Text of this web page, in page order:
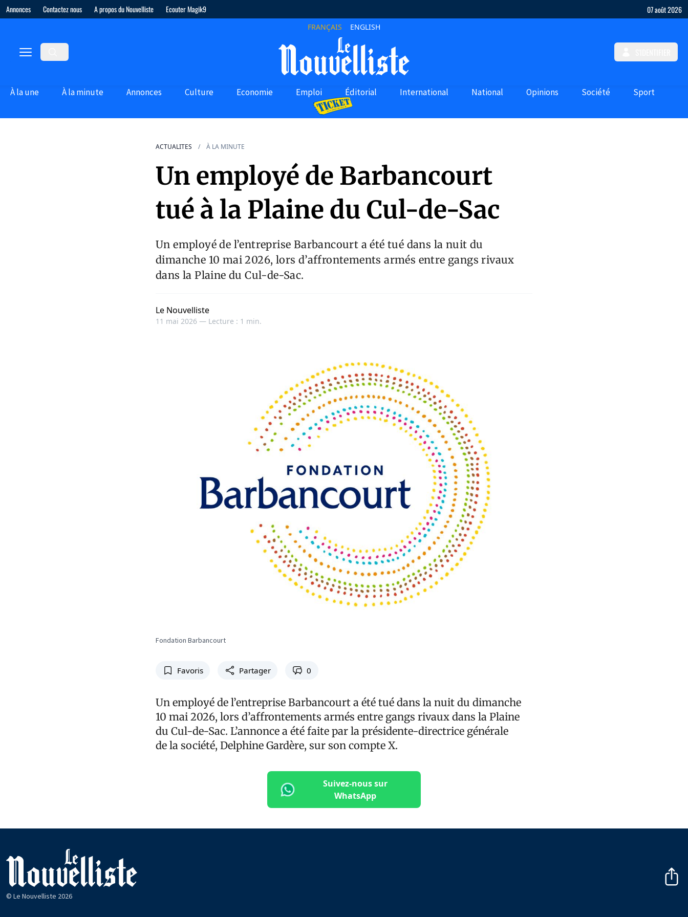
Annonces Contactez nous A propos du Nouvelliste Ecouter Magik9 07 août 2026
FRANÇAIS ENGLISH
À la une À la minute Annonces Culture Economie Emploi Éditorial International National Opinions Société Sport
ACTUALITES À LA MINUTE
Un employé de Barbancourt
tué à la Plaine du Cul-de-Sac
Un employé de l’entreprise Barbancourt a été tué dans la nuit du
dimanche 10 mai 2026, lors d’affrontements armés entre gangs rivaux
dans la Plaine du Cul-de-Sac.
Le Nouvelliste
11 mai 2026 — Lecture : 1 min.
Fondation Barbancourt
Favoris Partager 0
Un employé de l’entreprise Barbancourt a été tué dans la nuit du dimanche
10 mai 2026, lors d’affrontements armés entre gangs rivaux dans la Plaine
du Cul-de-Sac. L’annonce a été faite par la présidente-directrice générale
de la société, Delphine Gardère, sur son compte X.
Suivez-nous sur
WhatsApp
© Le Nouvelliste 2026